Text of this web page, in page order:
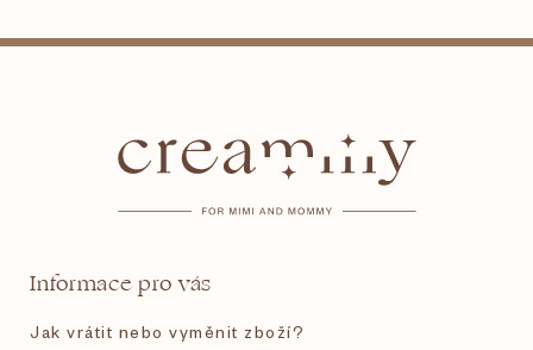
Informace pro vás
Jak vrátit nebo vyměnit zboží?